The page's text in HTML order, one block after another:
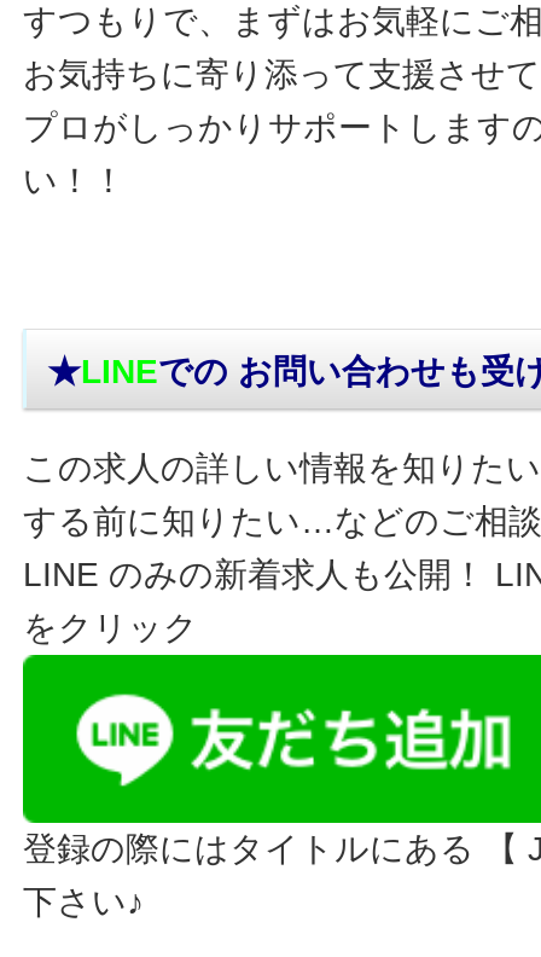
すつもりで、まずはお気軽にご
お気持ちに寄り添って支援させ
プロがしっかりサポートします
い！！
★LINEでの お問い合わせも受
この求人の詳しい情報を知りた
する前に知りたい…などのご相
LINE のみの新着求人も公開！
をクリック
登録の際にはタイトルにある 【
下さい♪